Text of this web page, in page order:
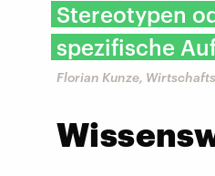
Stereotypen
spezifische
Florian Kunze,